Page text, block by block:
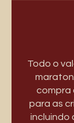
Todo o
compra
para as
incluindo